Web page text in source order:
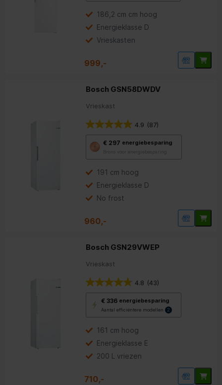
Youreko’s
voor
energiebesparing.
186,2 cm cm hoog
Energieklasse D
Vrieskasten
999,-
Bosch GSN58DWDV
Vrieskast
4.9 (87)
€ 297 energiebesparing
Brons voor energiebesparing
deze
Youreko’s
voor
energiebesparing.
191 cm hoog
Energieklasse D
No frost
960,-
Bosch GSN29VWEP
Vrieskast
4.8 (43)
€ 336 energiebesparing
Aantal efficiëntere modellen 2
deze
knop
Youreko’s
voor
energiebesparing.
161 cm hoog
Energieklasse E
200 L vriezen
710,-